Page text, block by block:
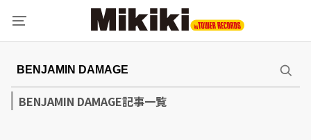
BENJAMIN DAMAGE記事一覧